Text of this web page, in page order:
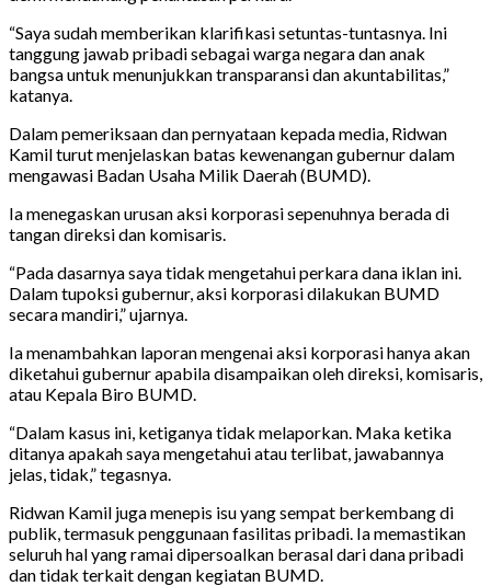
“Saya sudah memberikan klarifikasi setuntas-tuntasnya. Ini
tanggung jawab pribadi sebagai warga negara dan anak
bangsa untuk menunjukkan transparansi dan akuntabilitas,”
katanya.
Dalam pemeriksaan dan pernyataan kepada media, Ridwan
Kamil turut menjelaskan batas kewenangan gubernur dalam
mengawasi Badan Usaha Milik Daerah (BUMD).
Ia menegaskan urusan aksi korporasi sepenuhnya berada di
tangan direksi dan komisaris.
“Pada dasarnya saya tidak mengetahui perkara dana iklan ini.
Dalam tupoksi gubernur, aksi korporasi dilakukan BUMD
secara mandiri,” ujarnya.
Ia menambahkan laporan mengenai aksi korporasi hanya akan
diketahui gubernur apabila disampaikan oleh direksi, komisaris,
atau Kepala Biro BUMD.
“Dalam kasus ini, ketiganya tidak melaporkan. Maka ketika
ditanya apakah saya mengetahui atau terlibat, jawabannya
jelas, tidak,” tegasnya.
Ridwan Kamil juga menepis isu yang sempat berkembang di
publik, termasuk penggunaan fasilitas pribadi. Ia memastikan
seluruh hal yang ramai dipersoalkan berasal dari dana pribadi
dan tidak terkait dengan kegiatan BUMD.